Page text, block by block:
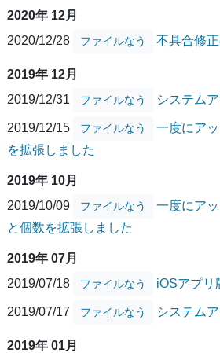
2020年 12月
2020/12/28
ファイルなう 不具合修
2019年 12月
2019/12/31
ファイルなう システム
2019/12/15 ファイルなう
一度にア
を拡張しました
2019年 10月
2019/10/09
ファイルなう
一度にア
と個数を拡張しました
2019年 07月
2019/07/18
ファイルなう iOSアプリ
2019/07/17 ファイルなう システム
2019年 01月